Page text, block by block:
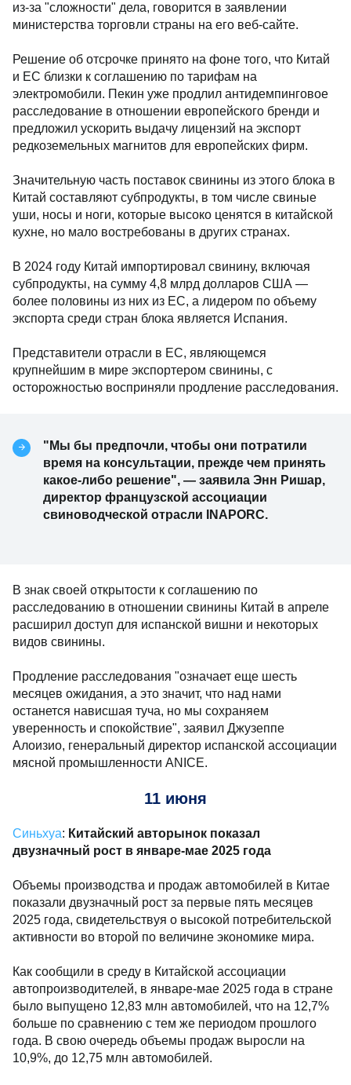
из-за "сложности" дела, говорится в заявлении
министерства торговли страны на его веб-сайте.
Решение об отсрочке принято на фоне того, что Китай
и ЕС близки к соглашению по тарифам на
электромобили. Пекин уже продлил антидемпинговое
расследование в отношении европейского бренди и
предложил ускорить выдачу лицензий на экспорт
редкоземельных магнитов для европейских фирм.
Значительную часть поставок свинины из этого блока в
Китай составляют субпродукты, в том числе свиные
уши, носы и ноги, которые высоко ценятся в китайской
кухне, но мало востребованы в других странах.
В 2024 году Китай импортировал свинину, включая
субпродукты, на сумму 4,8 млрд долларов США —
более половины из них из ЕС, а лидером по объему
экспорта среди стран блока является Испания.
Представители отрасли в ЕС, являющемся
крупнейшим в мире экспортером свинины, с
осторожностью восприняли продление расследования.
"Мы бы предпочли, чтобы они потратили
время на консультации, прежде чем принять
какое-либо решение", — заявила Энн Ришар,
директор французской ассоциации
свиноводческой отрасли INAPORC.
В знак своей открытости к соглашению по
расследованию в отношении свинины Китай в апреле
расширил доступ для испанской вишни и некоторых
видов свинины.
Продление расследования "означает еще шесть
месяцев ожидания, а это значит, что над нами
останется нависшая туча, но мы сохраняем
уверенность и спокойствие", заявил Джузеппе
Алоизио, генеральный директор испанской ассоциации
мясной промышленности ANICE.
11 июня
Синьхуа: Китайский авторынок показал
двузначный рост в январе-мае 2025 года
Объемы производства и продаж автомобилей в Китае
показали двузначный рост за первые пять месяцев
2025 года, свидетельствуя о высокой потребительской
активности во второй по величине экономике мира.
Как сообщили в среду в Китайской ассоциации
автопроизводителей, в январе-мае 2025 года в стране
было выпущено 12,83 млн автомобилей, что на 12,7%
больше по сравнению с тем же периодом прошлого
года. В свою очередь объемы продаж выросли на
10,9%, до 12,75 млн автомобилей.